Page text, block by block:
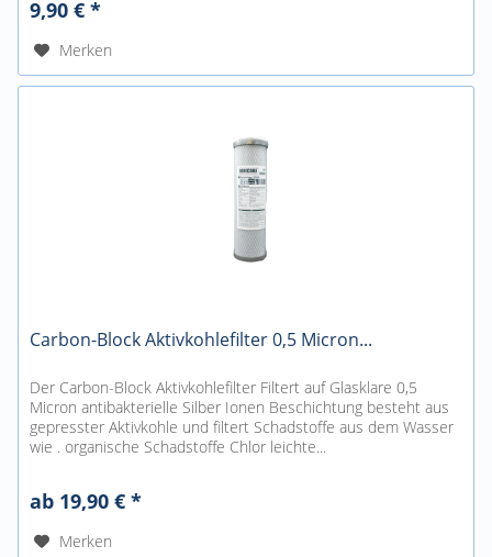
9,90 € *
Merken
Carbon-Block Aktivkohlefilter 0,5 Micron...
Der Carbon-Block Aktivkohlefilter Filtert auf Glasklare 0,5
Micron antibakterielle Silber Ionen Beschichtung besteht aus
gepresster Aktivkohle und filtert Schadstoffe aus dem Wasser
wie . organische Schadstoffe Chlor leichte...
ab 19,90 € *
Merken